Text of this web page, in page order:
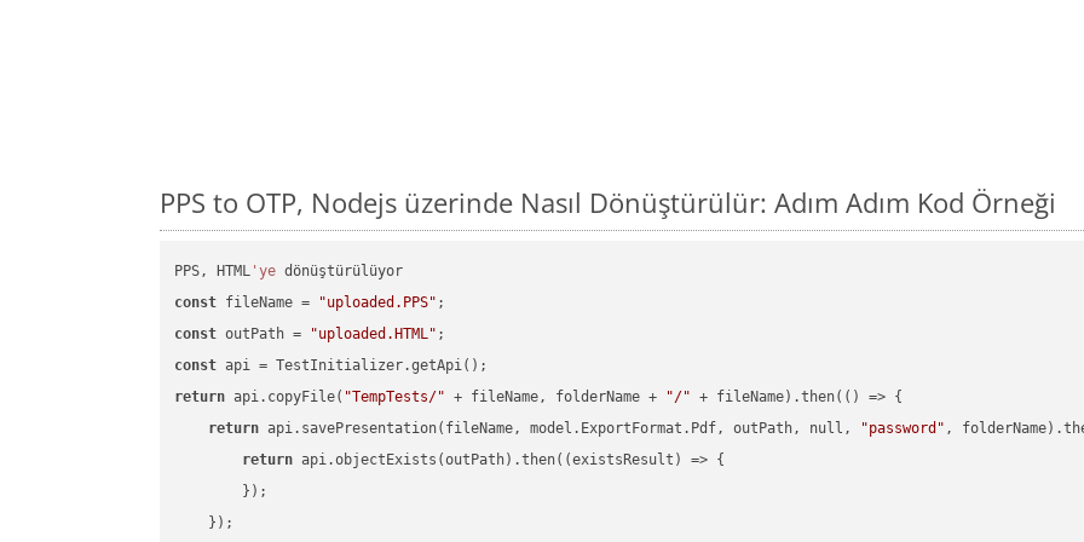
PPS to OTP, Nodejs üzerinde Nasıl Dönüştürülür: Adım Adım Kod Örneği
PPS, HTML 'ye
const fileName = "uploaded.PPS"
const outPath = "uploaded.HTML"
const
return api.copyFile( "TempTests/" + fileName, folderName + "/" + fileName).then(() => {
return api.savePresentation(fileName, model.ExportFormat.Pdf, outPath, null, "password" ,
return api.objectExists(outPath).then((existsResult) => {
        });
    });